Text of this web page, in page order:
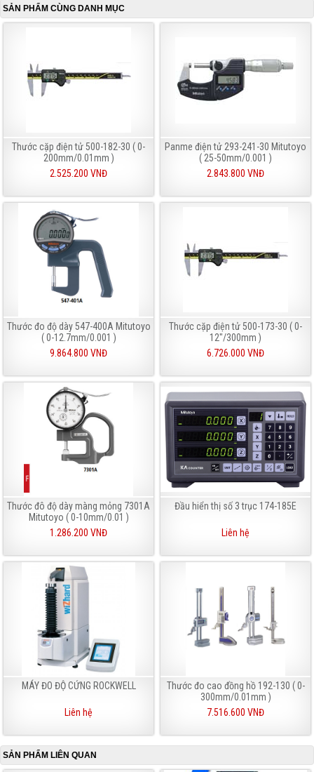
SẢN PHẨM CÙNG DANH MỤC
Thước cặp điện tử 500-182-30 ( 0-
200mm/0.01mm )
2.525.200 VNĐ
Panme điện tử 293-241-30 Mitutoyo
( 25-50mm/0.001 )
2.843.800 VNĐ
Thước đo độ dày 547-400A Mitutoyo
( 0-12.7mm/0.001 )
9.864.800 VNĐ
Thước cặp điện tử 500-173-30 ( 0-
12"/300mm )
6.726.000 VNĐ
Thước đô độ dày màng mỏng 7301A
Mitutoyo ( 0-10mm/0.01 )
1.286.200 VNĐ
Đầu hiển thị số 3 trục 174-185E
Liên hệ
MÁY ĐO ĐỘ CỨNG ROCKWELL
Liên hệ
Thước đo cao đồng hồ 192-130 ( 0-
300mm/0.01mm )
7.516.600 VNĐ
SẢN PHẨM LIÊN QUAN